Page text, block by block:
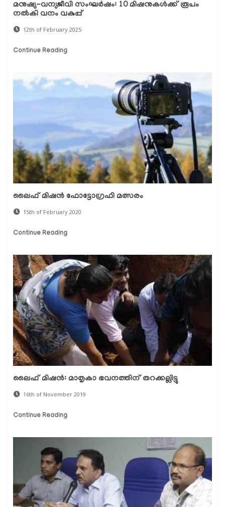
മനുഷ്യ-വന്യജീവി സംഘർഷം: 10 മിഷനുകൾക്ക് രൂപം
നൽകി വനം വകുപ്പ്
12th of February 2025
Continue Reading
ലൈഫ് മിഷന്‍ ഫോട്ടോഗ്രഫി മത്സരം
15th of February 2020
Continue Reading
ലൈഫ് മിഷന്‍: മാതൃകാ ഭവനത്തിന് തറക്കല്ലിട്ടു
16th of November 2019
Continue Reading